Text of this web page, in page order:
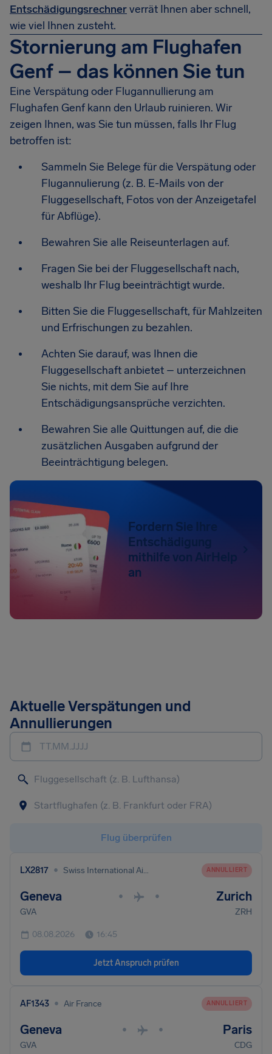
Entschädigungsrechnerverrät Ihnen aber schnell,
wie viel Ihnen zusteht.
Stornierung am Flughafen
Genf – das können Sie tun
Eine Verspätung oder Flugannullierung am
Flughafen Genf kann den Urlaub ruinieren. Wir
zeigen Ihnen, was Sie tun müssen, falls Ihr Flug
betroffen ist:
Sammeln Sie Belege für die Verspätung oder
Flugannulierung (z. B. E-Mails von der
Fluggesellschaft, Fotos von der Anzeigetafel
für Abflüge).
Bewahren Sie alle Reiseunterlagen auf.
Fragen Sie bei der Fluggesellschaft nach,
weshalb Ihr Flug beeinträchtigt wurde.
Bitten Sie die Fluggesellschaft, für Mahlzeiten
und Erfrischungen zu bezahlen.
Achten Sie darauf, was Ihnen die
Fluggesellschaft anbietet – unterzeichnen
Sie nichts, mit dem Sie auf Ihre
Entschädigungsansprüche verzichten.
Bewahren Sie alle Quittungen auf, die die
zusätzlichen Ausgaben aufgrund der
Beeinträchtigung belegen.
Fordern Sie Ihre
Entschädigung
mithilfe von AirHelp
an
Aktuelle Verspätungen und
Annullierungen
TT.MM.JJJJ
Flug überprüfen
LX2817 • Swiss International Air Lines ANNULLIERT
Geneva • • Zurich
GVA ZRH
08.08.2026 16:45
Jetzt Anspruch prüfen
AF1343 • Air France ANNULLIERT
Geneva • • Paris
GVA CDG